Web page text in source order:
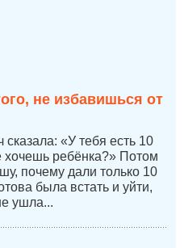
не избавишься от
«У тебя есть 10
хочешь ребёнка?» Потом
почему дали только 10
была встать и уйти,
ушла...